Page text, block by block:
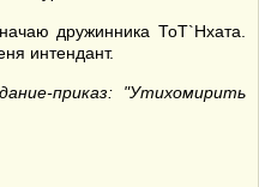
дружинника ТоТ`Нхата.
интендант.
приказ: "Утихомирить